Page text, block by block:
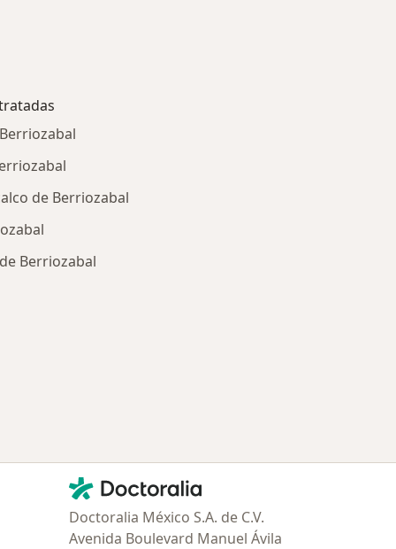
de Berriozabal
Berriozabal
Contacto
Doctoralia - Página de inicio
Doctoralia México S.A. de C.V.
Avenida Boulevard Manuel Ávila